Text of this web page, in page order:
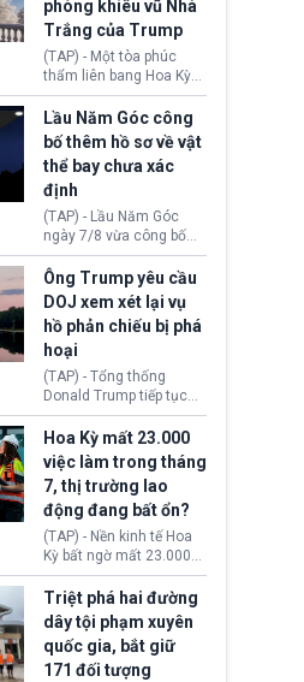
polysilicon và các sản
phẩm hạ nguồn. Quyết
định này nhằm khôi
phục chuỗi cung ứng
công nghệ, năng lượng
mặt trời nội địa trước sự
thống trị của Trung
Quốc.
phòng khiêu vũ Nhà
Trắng của Trump
(TAP) - Một tòa phúc
thẩm liên bang Hoa Kỳ
vừa phán quyết, chính
quyền Tổng thống
Donald Trump không có
quyền tự ý xây phòng
khiêu vũ mới rộng
khoảng 90.000 feet
vuông tại khu vực Cánh
Đông Nhà Trắng.
Lầu Năm Góc công
bố thêm hồ sơ về vật
thể bay chưa xác
định
(TAP) - Lầu Năm Góc
ngày 7/8 vừa công bố
thêm 41 hồ sơ liên quan
đến UFO hay còn được
gọi là hiện tượng bất
thường chưa xác định
(UAP). Những tài liệu này
bao gồm hình ảnh,
video, báo cáo từ nhiều
cơ quan khác nhau như
Cục Điều tra Liên bang
(FBI), Cơ quan Tình báo
Trung ương (CIA) và Bộ
Ngoại giao (DOS).
Ông Trump yêu cầu
DOJ xem xét lại vụ
hồ phản chiếu bị phá
hoại
(TAP) - Tổng thống
Donald Trump tiếp tục
cho rằng, hồ phản chiếu
trước Đài tưởng niệm
Lincoln bị phá hoại. Lãnh
đạo Nhà Trắng yêu cầu
Bộ Tư pháp (DOJ) xem
xét lại quyết định hủy
truy tố những cá nhân bị
nghi ngờ làm hư hại
công trình.
Hoa Kỳ mất 23.000
việc làm trong tháng
7, thị trường lao
động đang bất ổn?
(TAP) - Nền kinh tế Hoa
Kỳ bất ngờ mất 23.000
việc làm vào tháng 7,
cho thấy thị trường lao
động có dấu hiệu suy
yếu sau thời gian duy trì
tương đối ổn định suốt
nửa năm 2026.
Triệt phá hai đường
dây tội phạm xuyên
quốc gia, bắt giữ
171 đối tượng